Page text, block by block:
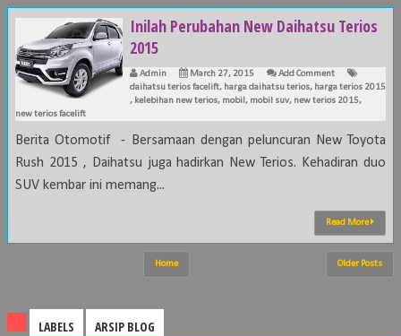
Inilah Perubahan New Daihatsu Terios
2015
Admin March 27, 2015
Add Comment
daihatsu terios facelift, harga daihatsu terios, harga terios 2015
, kelebihan new terios, mobil , mobil suv, new terios 2015,
new terios facelift
Berita Otomotif - Bersamaan dengan peluncuran New Toyota
Rush 2015 , Daihatsu juga hadirkan New Terios. Kehadiran duo
SUV kembar ini memang...
Read More
Older Posts
Home
LABELS ARSIP BLOG